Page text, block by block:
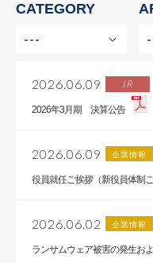
CATEGORY
---
2026.06.09 IR
2026年3月期 決算公告
2026.06.09 企業情報
役員就任ご挨拶（新役員体制ご
2026.06.02 企業情報
ランサムウェア被害の発生お